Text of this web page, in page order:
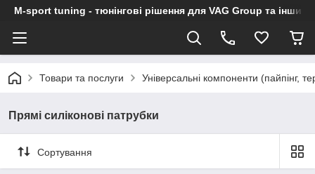
M-sport tuning - тюнінгові рішення для VAG Group та інших
Товари та послуги Універсальні компоненти (пайпінг,
Прямі силіконові патрубки
Сортування